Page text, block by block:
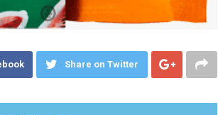
Share on Twitter